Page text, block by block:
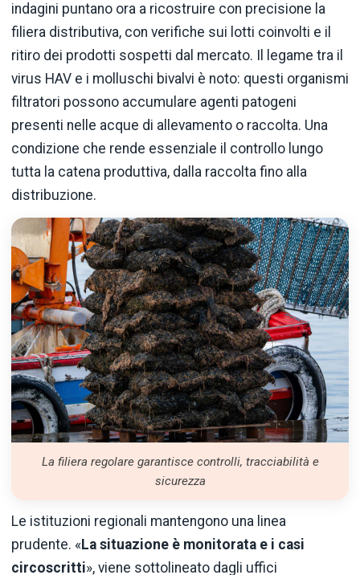
indagini puntano ora a ricostruire con precisione la
filiera distributiva, con verifiche sui lotti coinvolti e il
ritiro dei prodotti sospetti dal mercato. Il legame tra il
virus HAV e i molluschi bivalvi è noto: questi organismi
filtratori possono accumulare agenti patogeni
presenti nelle acque di allevamento o raccolta. Una
condizione che rende essenziale il controllo lungo
tutta la catena produttiva, dalla raccolta fino alla
distribuzione.
La filiera regolare garantisce controlli, tracciabilità e
sicurezza
Le istituzioni regionali mantengono una linea
prudente. «La situazione è monitorata e i casi
circoscritti», viene sottolineato dagli uffici